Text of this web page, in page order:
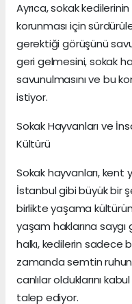
Ayrıca, sokak kedilerinin
korunması için
gerektiği görüşünü
geri gelmesini, sokak
savunulmasını ve bu
istiyor.
Sokak Hayvanları ve
Kültürü
Sokak hayvanları, kent
İstanbul gibi büyük bir
birlikte yaşama
yaşam haklarına
halkı, kedilerin sadece
zamanda semtin
canlılar olduklarını
talep ediyor.